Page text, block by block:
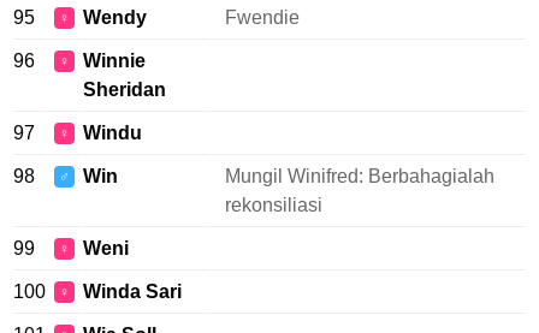
95 ♀ Wendy Fwendie
96 ♀
Winnie
Sheridan
97 ♀ Windu
98 ♂ Win
Mungil Winifred: Berbahagialah
rekonsiliasi
99 ♀ Weni
100 ♀ Winda Sari